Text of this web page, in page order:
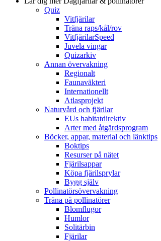
Quiz
Vitfjärilar
Träna raps/kål/rov
VitfjärilarSpeed
Juvela vingar
Quizarkiv
Annan övervakning
Regionalt
Faunaväkteri
Internationellt
Atlasprojekt
Naturvård och fjärilar
EUs habitatdirektiv
Arter med åtgärdsprogram
Böcker, appar, material och länktips
Boktips
Resurser på nätet
Fjärilsappar
Köpa fjärilsprylar
Bygg själv
Pollinatörsövervakning
Träna på pollinatörer
Blomflugor
Humlor
Solitärbin
Fjärilar